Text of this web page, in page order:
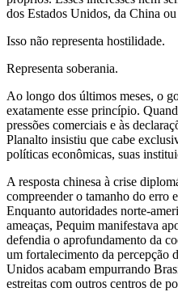
dos Estados Unidos, da China
Isso não representa hostilidade.
Representa soberania.
Ao longo dos últimos meses, o
exatamente esse princípio.
pressões comerciais e às
Planalto insistiu que cabe
políticas econômicas, suas
A resposta chinesa à crise
compreender o tamanho do erro
Enquanto autoridades norte-
ameaças, Pequim manifestava
defendia o aprofundamento da
um fortalecimento da percepção
Unidos acabam empurrando
estreitas com outros centros de